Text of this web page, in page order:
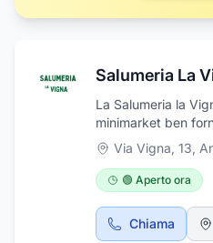
Salumeria La
La Salumeria la
minimarket ben
per ogni esigenza
meglio della
convenienza.
tutto il necessario
preferite:
ortofrutta,
Via Vigna, 13,
🟢 Aperto ora
Chiama